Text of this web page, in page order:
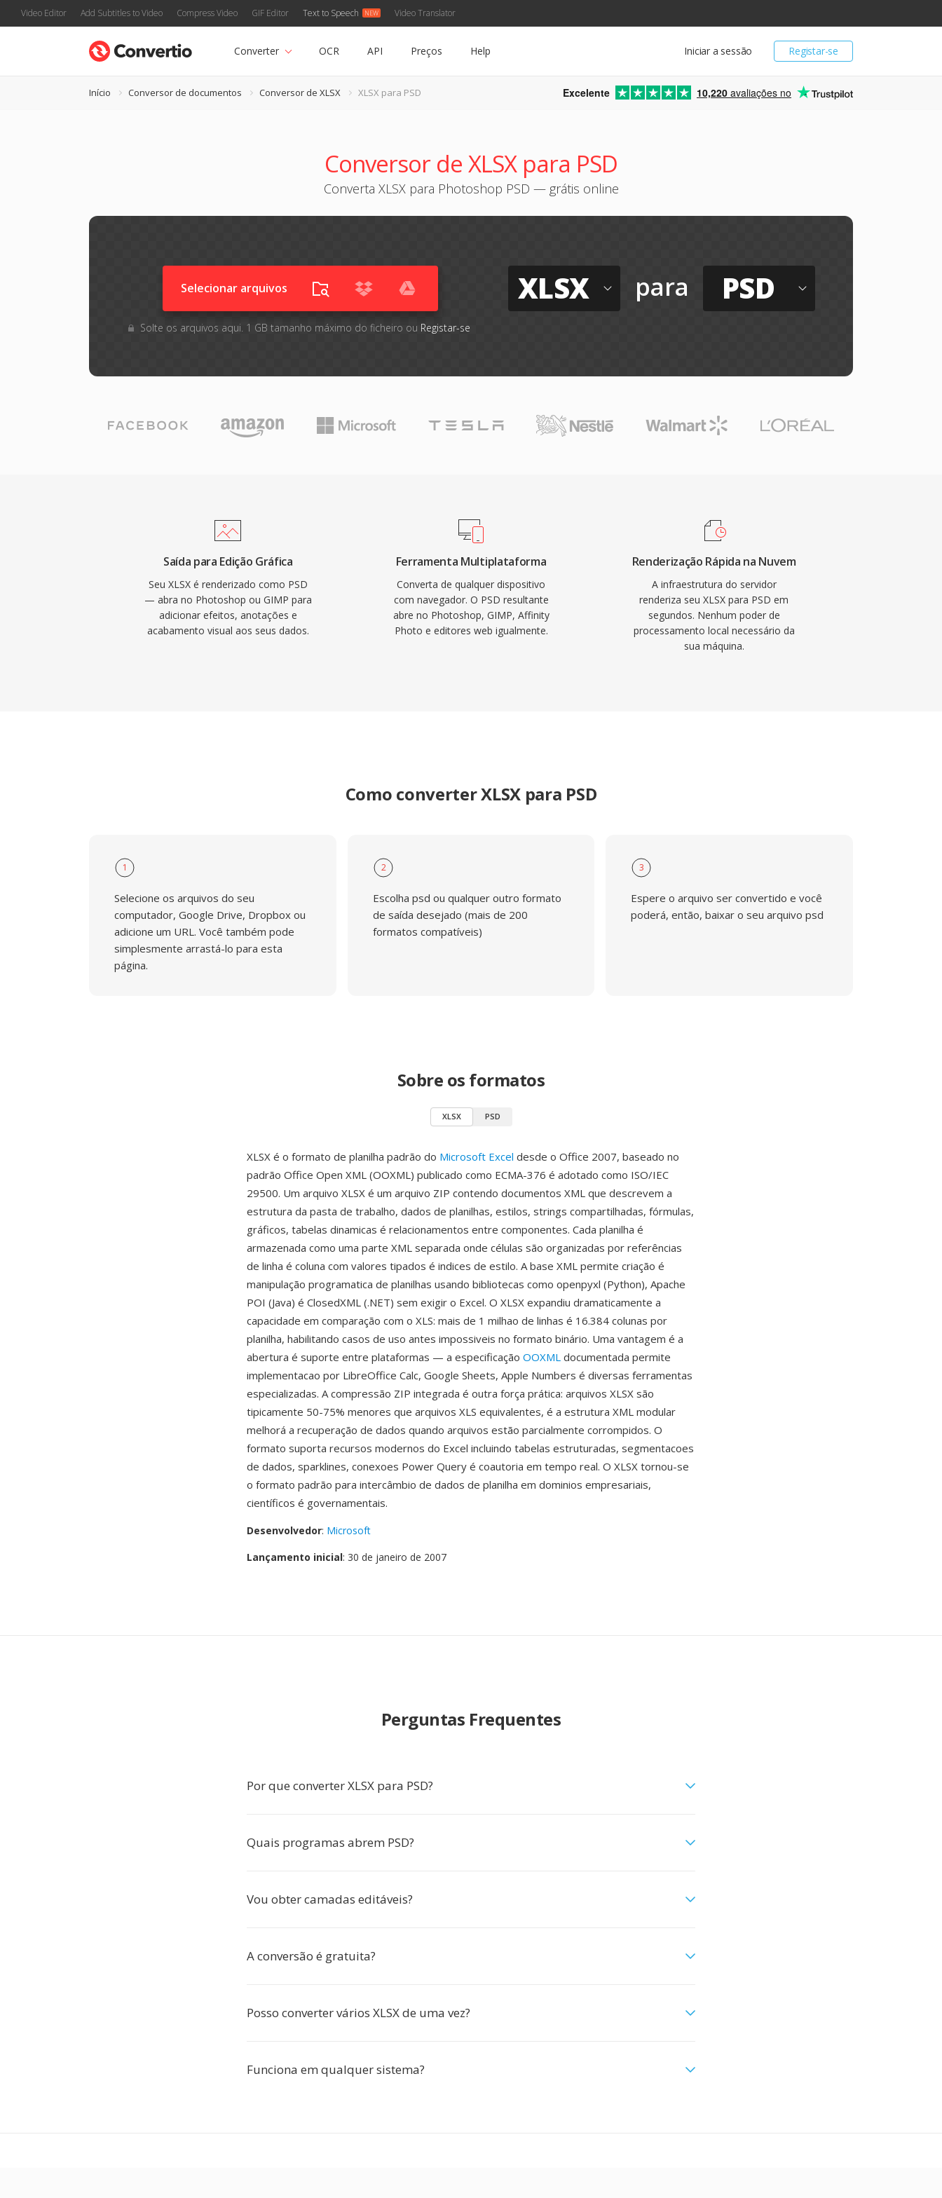
Video Editor Add Subtitles to Video Compress Video GIF Editor Text to Speech Video Translator
Registar-se
Iniciar a sessão
Converter OCR API Preços Help
Início Conversor de documentos Conversor de XLSX XLSX para PSD Excelente 10,220 avaliações no
Conversor de XLSX para PSD
Converta XLSX para Photoshop PSD — grátis online
Selecionar arquivos
Solte os arquivos aqui. 1 GB tamanho máximo do ficheiro ou Registar-se
XLSX para PSD
Saída para Edição Gráfica
Seu XLSX é renderizado como PSD
— abra no Photoshop ou GIMP para
adicionar efeitos, anotações e
acabamento visual aos seus dados.
Ferramenta Multiplataforma
Converta de qualquer dispositivo
com navegador. O PSD resultante
abre no Photoshop, GIMP, Affinity
Photo e editores web igualmente.
Renderização Rápida na Nuvem
A infraestrutura do servidor
renderiza seu XLSX para PSD em
segundos. Nenhum poder de
processamento local necessário da
sua máquina.
Como converter XLSX para PSD
1
Selecione os arquivos do seu
computador, Google Drive, Dropbox ou
adicione um URL. Você também pode
simplesmente arrastá-lo para esta
página.
2
Escolha psd ou qualquer outro formato
de saída desejado (mais de 200
formatos compatíveis)
3
Espere o arquivo ser convertido e você
poderá, então, baixar o seu arquivo psd
Sobre os formatos
XLSX PSD
XLSX é o formato de planilha padrão do Microsoft Excel desde o Office 2007, baseado no
padrão Office Open XML (OOXML) publicado como ECMA-376 é adotado como ISO/IEC
29500. Um arquivo XLSX é um arquivo ZIP contendo documentos XML que descrevem a
estrutura da pasta de trabalho, dados de planilhas, estilos, strings compartilhadas, fórmulas,
gráficos, tabelas dinamicas é relacionamentos entre componentes. Cada planilha é
armazenada como uma parte XML separada onde células são organizadas por referências
de linha é coluna com valores tipados é indices de estilo. A base XML permite criação é
manipulação programatica de planilhas usando bibliotecas como openpyxl (Python), Apache
POI (Java) é ClosedXML (.NET) sem exigir o Excel. O XLSX expandiu dramaticamente a
capacidade em comparação com o XLS: mais de 1 milhao de linhas é 16.384 colunas por
planilha, habilitando casos de uso antes impossiveis no formato binário. Uma vantagem é a
abertura é suporte entre plataformas — a especificação OOXML documentada permite
implementacao por LibreOffice Calc, Google Sheets, Apple Numbers é diversas ferramentas
especializadas. A compressão ZIP integrada é outra força prática: arquivos XLSX são
tipicamente 50-75% menores que arquivos XLS equivalentes, é a estrutura XML modular
melhorá a recuperação de dados quando arquivos estão parcialmente corrompidos. O
formato suporta recursos modernos do Excel incluindo tabelas estruturadas, segmentacoes
de dados, sparklines, conexoes Power Query é coautoria em tempo real. O XLSX tornou-se
o formato padrão para intercâmbio de dados de planilha em dominios empresariais,
científicos é governamentais.
Desenvolvedor: Microsoft
Lançamento inicial: 30 de janeiro de 2007
Perguntas Frequentes
Por que converter XLSX para PSD?
Quais programas abrem PSD?
Vou obter camadas editáveis?
A conversão é gratuita?
Posso converter vários XLSX de uma vez?
Funciona em qualquer sistema?